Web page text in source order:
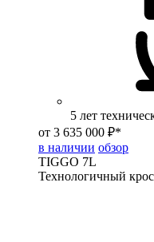
5 лет
от 3 635 000 ₽*
в наличии обзор
TIGGO 7L
Технологичный